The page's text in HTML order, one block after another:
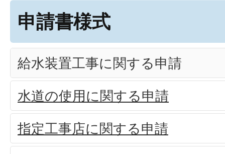
申請書様式
給水装置工事に関する申請
水道の使用に関する申請
指定工事店に関する申請